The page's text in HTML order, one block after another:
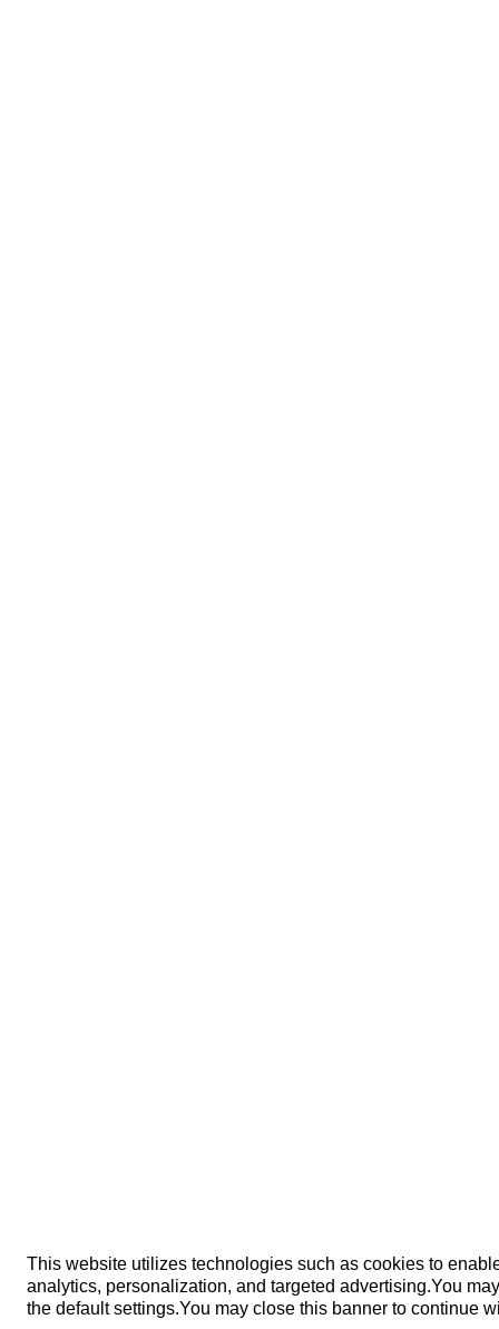
This website utilizes technologies such as cookies to
analytics, personalization, and targeted advertising.You
the default settings.You may close this banner to continue